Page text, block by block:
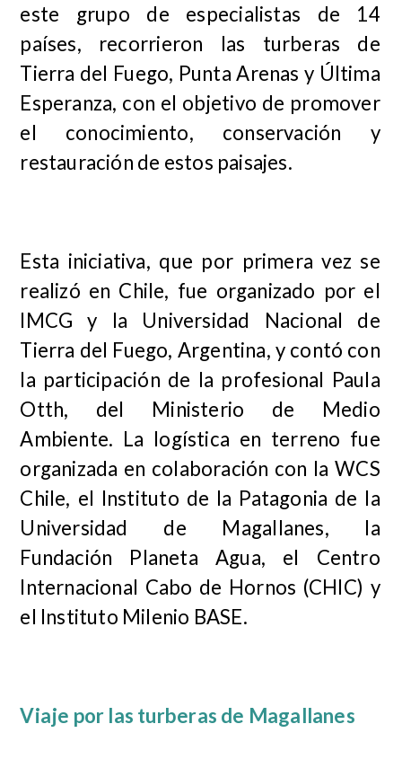
este grupo de especialistas de 14
países, recorrieron las turberas de
Tierra del Fuego, Punta Arenas y Última
Esperanza, con el objetivo de promover
el conocimiento, conservación y
restauración de estos paisajes.
Esta iniciativa, que por primera vez se
realizó en Chile, fue organizado por el
IMCG y la Universidad Nacional de
Tierra del Fuego, Argentina, y contó con
la participación de la profesional Paula
Otth, del Ministerio de Medio
Ambiente. La logística en terreno fue
organizada en colaboración con la WCS
Chile, el Instituto de la Patagonia de la
Universidad de Magallanes, la
Fundación Planeta Agua, el Centro
Internacional Cabo de Hornos (CHIC) y
el Instituto Milenio BASE.
Viaje por las turberas de Magallanes